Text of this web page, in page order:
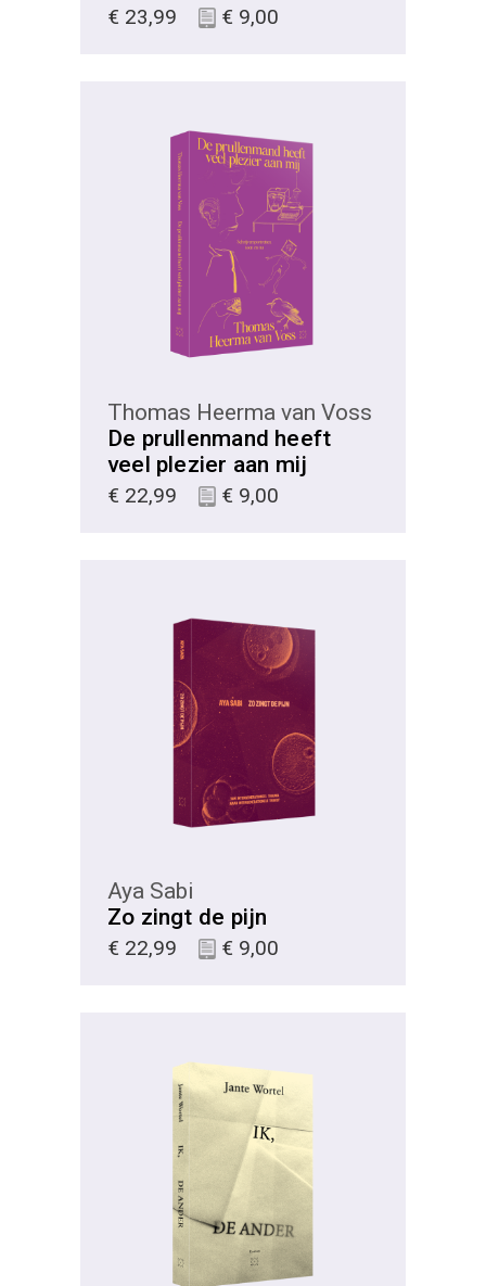
€ 23,99 € 9,00
KIES
Thomas Heerma van Voss
De prullenmand heeft
veel plezier aan mij
€ 22,99 € 9,00
KIES
Aya Sabi
Zo zingt de pijn
€ 22,99 € 9,00
KIES